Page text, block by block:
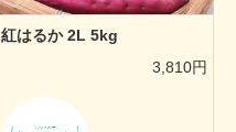
紅はるか 2L 5kg
3,810円